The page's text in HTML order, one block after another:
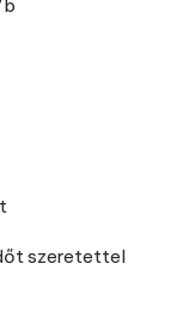
b
szeretettel